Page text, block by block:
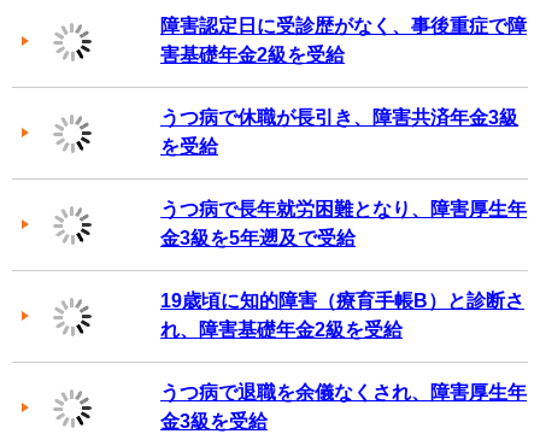
障害認定日に受診歴がなく、事後重症で障
害基礎年金2級を受給
うつ病で休職が長引き、障害共済年金3級
を受給
うつ病で長年就労困難となり、障害厚生年
金3級を5年遡及で受給
19歳頃に知的障害（療育手帳B）と診断さ
れ、障害基礎年金2級を受給
うつ病で退職を余儀なくされ、障害厚生年
金3級を受給